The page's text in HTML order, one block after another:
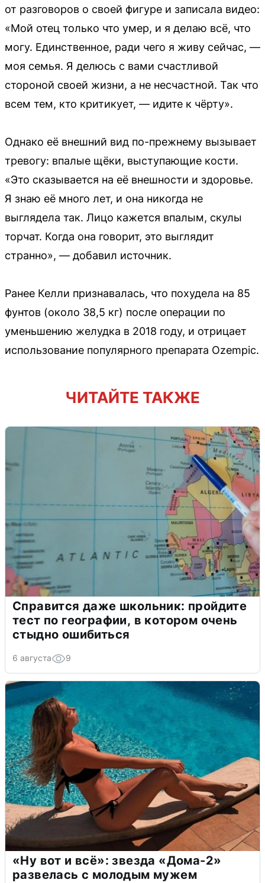
от разговоров о своей фигуре и записала видео:
«Мой отец только что умер, и я делаю всё, что
могу. Единственное, ради чего я живу сейчас, —
моя семья. Я делюсь с вами счастливой
стороной своей жизни, а не несчастной. Так что
всем тем, кто критикует, — идите к чёрту».
Однако её внешний вид по-прежнему вызывает
тревогу: впалые щёки, выступающие кости.
«Это сказывается на её внешности и здоровье.
Я знаю её много лет, и она никогда не
выглядела так. Лицо кажется впалым, скулы
торчат. Когда она говорит, это выглядит
странно», — добавил источник.
Ранее Келли признавалась, что похудела на 85
фунтов (около 38,5 кг) после операции по
уменьшению желудка в 2018 году, и отрицает
использование популярного препарата Ozempic.
ЧИТАЙТЕ ТАКЖЕ
Справится даже школьник: пройдите
тест по географии, в котором очень
стыдно ошибиться
6 августа 9
«Ну вот и всё»: звезда «Дома-2»
развелась с молодым мужем